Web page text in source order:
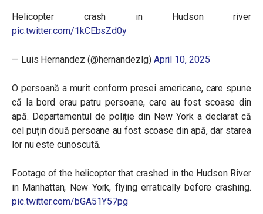
Helicopter crash in Hudson river
pic.twitter.com/1kCEbsZd0y
— Luis Hernandez (@hernandezlg) April 10, 2025
O persoană a murit conform presei americane, care spune
că la bord erau patru persoane, care au fost scoase din
apă. Departamentul de poliție din New York a declarat că
cel puțin două persoane au fost scoase din apă, dar starea
lor nu este cunoscută.
Footage of the helicopter that crashed in the Hudson River
in Manhattan, New York, flying erratically before crashing.
pic.twitter.com/bGA51Y57pg